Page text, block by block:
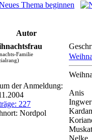
Autor
Familie
der Anmeldung:
227
Nordpol
Anis
Ingwer
Muskat
Nelke